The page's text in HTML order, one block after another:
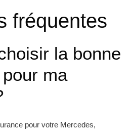
fréquentes
la bonne
ma
pour votre Mercedes,